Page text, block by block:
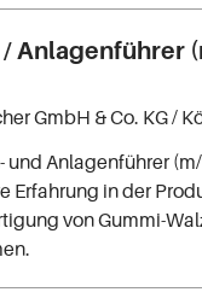
Anlagenführer
GmbH & Co. KG/
und Anlagenführer
Erfahrung in der
von Gummi-